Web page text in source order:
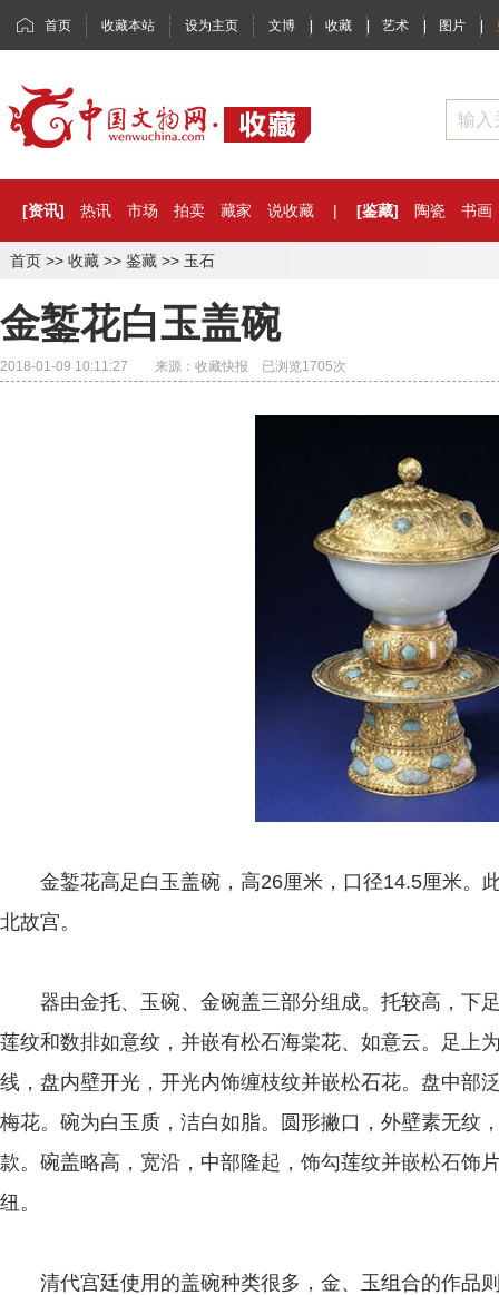
首页 收藏本站 设为主页 文博 | 收藏 | 艺术 | 图片 |
[资讯] 热讯 市场 拍卖 藏家 说收藏 | [鉴藏] 陶瓷 书画
首页 >> 收藏 >> 鉴藏 >> 玉石
金錾花白玉盖碗
2018-01-09 10:11:27 来源：收藏快报 已浏览1705次
金錾花高足白玉盖碗，高26厘米，口径14.5厘米。
北故宫。
器由金托、玉碗、金碗盖三部分组成。托较高，下
莲纹和数排如意纹，并嵌有松石海棠花、如意云。足上
线，盘内壁开光，开光内饰缠枝纹并嵌松石花。盘中部
梅花。碗为白玉质，洁白如脂。圆形撇口，外壁素无纹
款。碗盖略高，宽沿，中部隆起，饰勾莲纹并嵌松石饰
纽。
清代宫廷使用的盖碗种类很多，金、玉组合的作品